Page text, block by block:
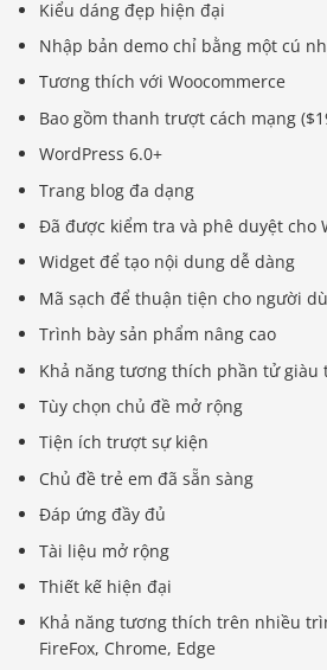
Kiểu dáng đẹp hiện đại
Nhập bản demo chỉ bằng một cú
Tương thích với Woocommerce
Bao gồm thanh trượt cách mạng
WordPress 6.0+
Trang blog đa dạng
Đã được kiểm tra và phê duyệt cho
Widget để tạo nội dung dễ dàng
Mã sạch để thuận tiện cho người
Trình bày sản phẩm nâng cao
Khả năng tương thích phần tử giàu
Tùy chọn chủ đề mở rộng
Tiện ích trượt sự kiện
Chủ đề trẻ em đã sẵn sàng
Đáp ứng đầy đủ
Tài liệu mở rộng
Thiết kế hiện đại
Khả năng tương thích trên nhiều
FireFox, Chrome, Edge